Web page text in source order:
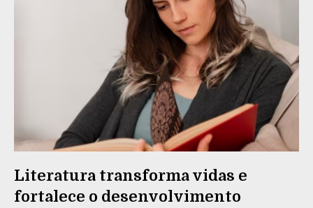
Literatura transforma vidas e
fortalece o desenvolvimento